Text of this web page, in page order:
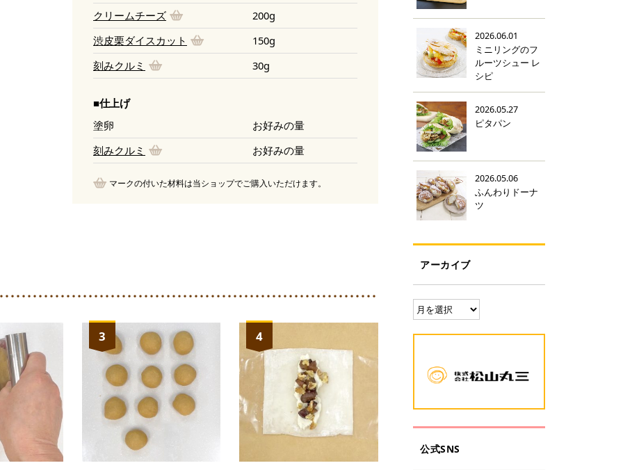
クリームチーズ
200g
渋皮栗ダイスカット
150g
刻みクルミ
30g
■仕上げ
塗卵
お好みの量
刻みクルミ
お好みの量
マークの付いた材料は当ショップでご購入いただけます。
3 4
2026.06.01
ミニリングのフ
ルーツシュー レ
シピ
2026.05.27
ピタパン
2026.05.06
ふんわりドーナ
ツ
アーカイブ
公式SNS